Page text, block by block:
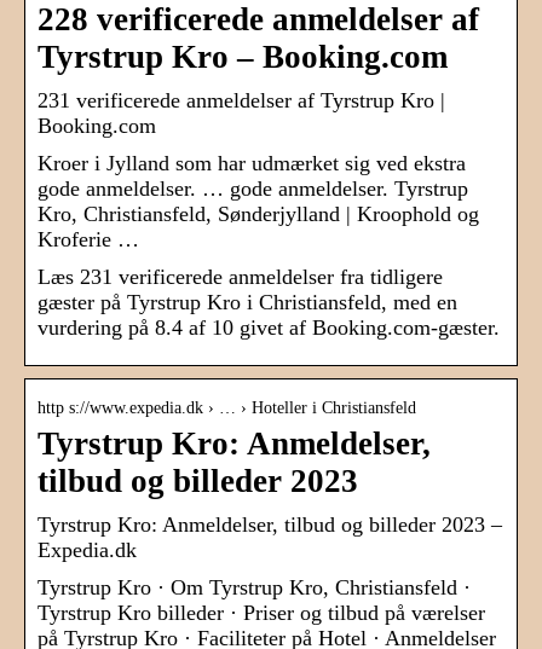
228 verificerede anmeldelser af
Tyrstrup Kro – Booking.com
231 verificerede anmeldelser af Tyrstrup Kro |
Booking.com
Kroer i Jylland som har udmærket sig ved ekstra
gode anmeldelser. … gode anmeldelser. Tyrstrup
Kro, Christiansfeld, Sønderjylland | Kroophold og
Kroferie …
Læs 231 verificerede anmeldelser fra tidligere
gæster på Tyrstrup Kro i Christiansfeld, med en
vurdering på 8.4 af 10 givet af Booking.com-gæster.
http s://www.expedia.dk › … › Hoteller i Christiansfeld
Tyrstrup Kro: Anmeldelser,
tilbud og billeder 2023
Tyrstrup Kro: Anmeldelser, tilbud og billeder 2023 –
Expedia.dk
Tyrstrup Kro · Om Tyrstrup Kro, Christiansfeld ·
Tyrstrup Kro billeder · Priser og tilbud på værelser
på Tyrstrup Kro · Faciliteter på Hotel · Anmeldelser